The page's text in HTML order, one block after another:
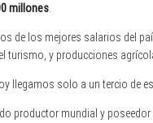
millones
de los mejores salarios del
y producciones
llegamos solo a un tercio de
productor mundial y poseedor